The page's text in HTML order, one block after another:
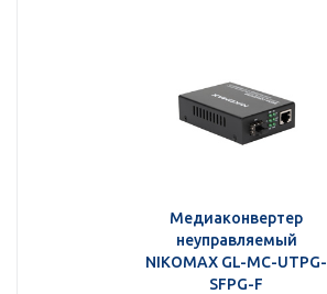
Медиаконвертер
неуправляемый
NIKOMAX GL-MC-UTPG-
SFPG-F